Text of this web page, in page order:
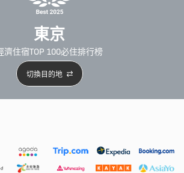
東京
濟住宿TOP 100必住排行榜
切換目的地